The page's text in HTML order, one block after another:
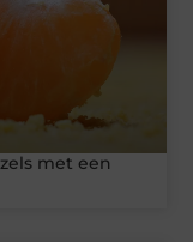
met een